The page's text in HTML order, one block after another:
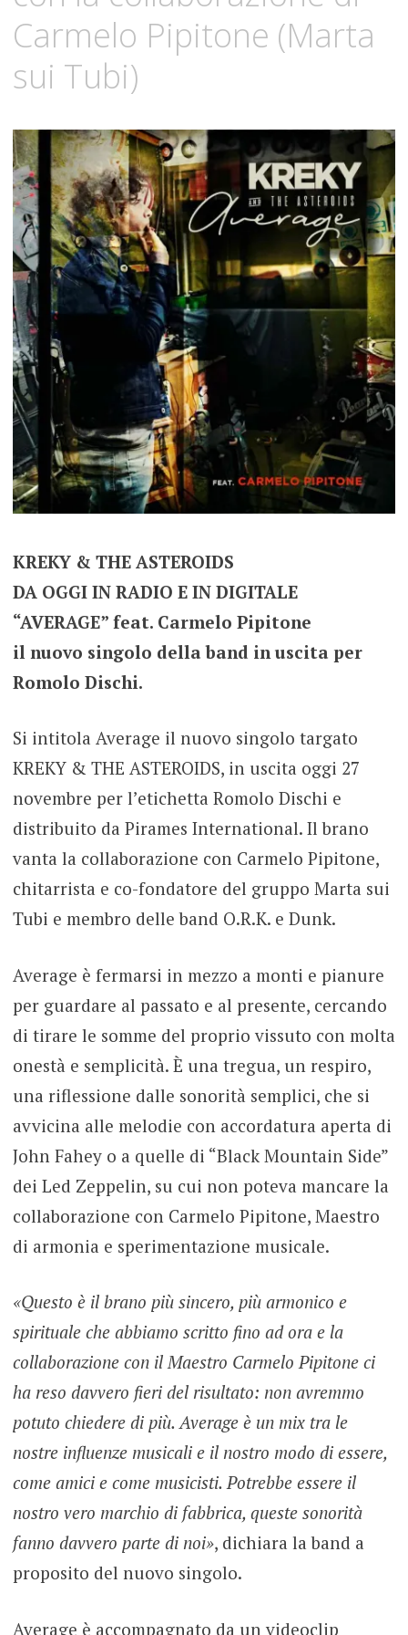
Carmelo Pipitone (Marta
sui Tubi)
KREKY & THE ASTEROIDS
DA OGGI IN RADIO E IN DIGITALE
“AVERAGE” feat. Carmelo Pipitone
il nuovo singolo della band in uscita per
Romolo Dischi.
Si intitola Average il nuovo singolo targato
KREKY & THE ASTEROIDS, in uscita oggi 27
novembre per l’etichetta Romolo Dischi e
distribuito da Pirames International. Il brano
vanta la collaborazione con Carmelo Pipitone,
chitarrista e co-fondatore del gruppo Marta sui
Tubi e membro delle band O.R.K. e Dunk.
Average è fermarsi in mezzo a monti e pianure
per guardare al passato e al presente, cercando
di tirare le somme del proprio vissuto con molta
onestà e semplicità. È una tregua, un respiro,
una riflessione dalle sonorità semplici, che si
avvicina alle melodie con accordatura aperta di
John Fahey o a quelle di “Black Mountain Side”
dei Led Zeppelin, su cui non poteva mancare la
collaborazione con Carmelo Pipitone, Maestro
di armonia e sperimentazione musicale.
«Questo è il brano più sincero, più armonico e
spirituale che abbiamo scritto fino ad ora e la
collaborazione con il Maestro Carmelo Pipitone ci
ha reso davvero fieri del risultato: non avremmo
potuto chiedere di più. Average è un mix tra le
nostre influenze musicali e il nostro modo di essere,
come amici e come musicisti. Potrebbe essere il
nostro vero marchio di fabbrica, queste sonorità
fanno davvero parte di noi», dichiara la band a
proposito del nuovo singolo.
Average è accompagnato da un videoclip